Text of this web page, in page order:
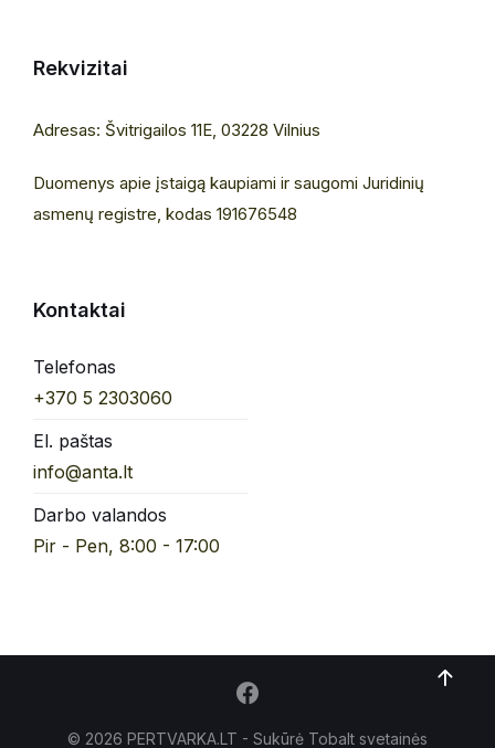
Rekvizitai
Adresas: Švitrigailos 11E, 03228 Vilnius
Duomenys apie įstaigą kaupiami ir saugomi Juridinių
asmenų registre, kodas 191676548
Kontaktai
Telefonas
+370 5 2303060
El. paštas
info@anta.lt
Darbo valandos
Pir - Pen, 8:00 - 17:00
© 2026 PERTVARKA.LT - Sukūrė Tobalt svetainės